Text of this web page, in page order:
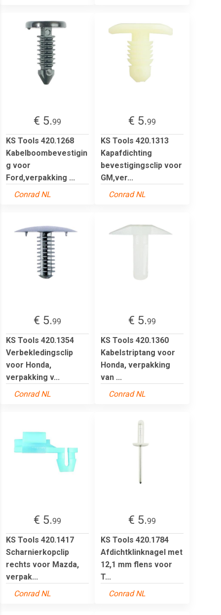
€ 5.99
KS Tools 420.1268
Kabelboombevestigin
g voor
Ford,verpakking ...
Conrad NL
€ 5.99
KS Tools 420.1313
Kapafdichting
bevestigingsclip voor
GM,ver...
Conrad NL
€ 5.99
KS Tools 420.1354
Verbekledingsclip
voor Honda,
verpakking v...
Conrad NL
€ 5.99
KS Tools 420.1360
Kabelstriptang voor
Honda, verpakking
van ...
Conrad NL
€ 5.99
KS Tools 420.1417
Scharnierkopclip
rechts voor Mazda,
verpak...
Conrad NL
€ 5.99
KS Tools 420.1784
Afdichtklinknagel met
12,1 mm flens voor
T...
Conrad NL